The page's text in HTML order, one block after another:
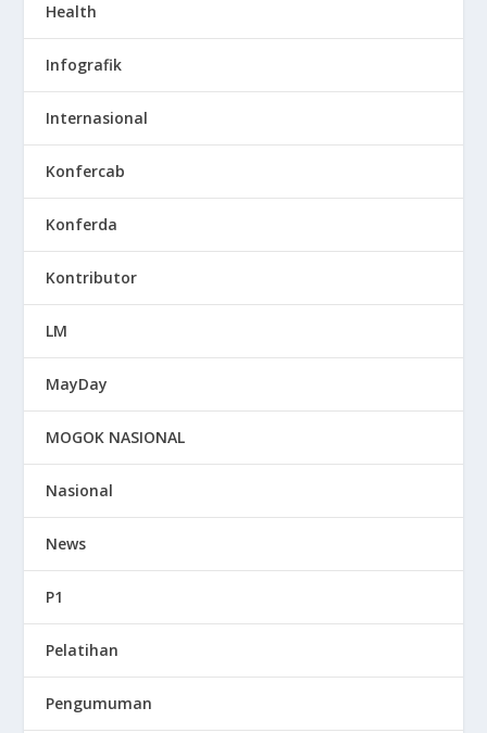
Health
Infografik
Internasional
Konfercab
Konferda
Kontributor
LM
MayDay
MOGOK NASIONAL
Nasional
News
P1
Pelatihan
Pengumuman